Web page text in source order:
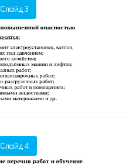
Слайд 3
Слайд 4